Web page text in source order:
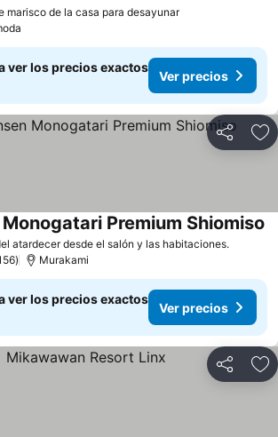
marisco de la casa para desayunarVer precios
ver los precios exactos
Ver precios
Compartir
atardecer desde el salón y las habitaciones.Ver
Premium Shiomiso
Murakami
ver los precios exactos
Ver precios
Compartir